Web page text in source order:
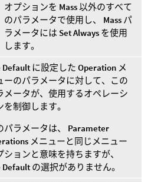
オプションを Mass以外のすべて
のパラメータで使用し、 Mass パ
ラメータには Set Always を使用
します。
Default に設定した Operation メ
ーのパラメータに対して、この
メータが、使用するオペレーシ
を制御します。
パラメータは、 Parameter
メニューと同じメニュー
ションと意味を持ちますが、
Default の選択がありません。